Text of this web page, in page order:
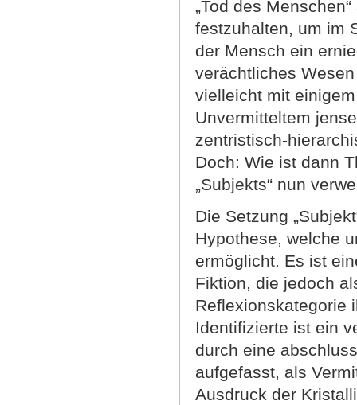
„Tod des
festzuhalten, um im
der Mensch ein
verächtliches
vielleicht mit
Unvermitteltem
zentristisch-
Doch: Wie ist dann
„Subjekts“ nun
Die Setzung
Hypothese, welche
ermöglicht. Es ist
Fiktion, die jedoch
Reflexionskategorie
Identifizierte ist ein
durch eine
aufgefasst, als
Ausdruck der